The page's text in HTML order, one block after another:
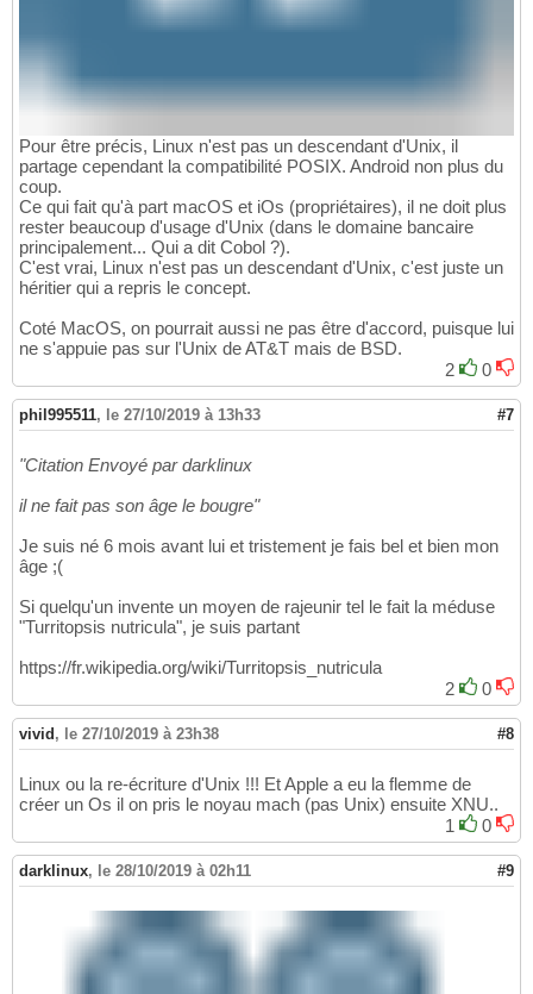
Pour être précis, Linux n'est pas un descendant d'Unix, il
partage cependant la compatibilité POSIX. Android non plus du
coup.
Ce qui fait qu'à part macOS et iOs (propriétaires), il ne doit plus
rester beaucoup d'usage d'Unix (dans le domaine bancaire
principalement... Qui a dit Cobol ?).
C'est vrai, Linux n'est pas un descendant d'Unix, c'est juste un
héritier qui a repris le concept.
Coté MacOS, on pourrait aussi ne pas être d'accord, puisque lui
ne s'appuie pas sur l'Unix de AT&T mais de BSD.
2
0
phil995511, le 27/10/2019 à 13h33 #7
"Citation Envoyé par darklinux
il ne fait pas son âge le bougre"
Je suis né 6 mois avant lui et tristement je fais bel et bien mon
âge ;(
Si quelqu'un invente un moyen de rajeunir tel le fait la méduse
"Turritopsis nutricula", je suis partant
https://fr.wikipedia.org/wiki/Turritopsis_nutricula
2
0
vivid, le 27/10/2019 à 23h38 #8
Linux ou la re-écriture d'Unix !!! Et Apple a eu la flemme de
créer un Os il on pris le noyau mach (pas Unix) ensuite XNU..
1
0
darklinux, le 28/10/2019 à 02h11 #9